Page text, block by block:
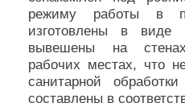
режиму работы в
изготовлены в
вывешены на
рабочих местах, что
санитарной
составлены в